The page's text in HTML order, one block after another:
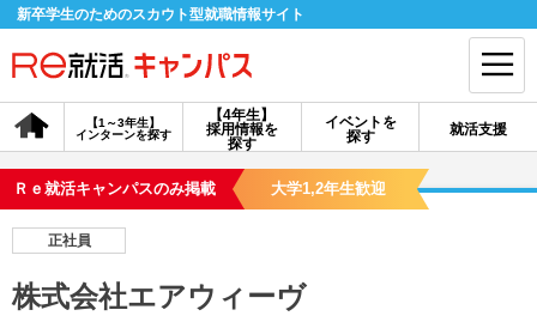
新卒学生のためのスカウト型就職情報サイト
【4年生】
採用情報を
探す
【1～3年生】
インターンを探す
イベントを
探す
就活支援
会員登録 ログイン
会員ID・パスワードを忘れた方はこちら
探す
Ｒｅ就活キャンパスのみ掲載 大学1,2年生歓迎
正社員
株式会社エアウィーヴ